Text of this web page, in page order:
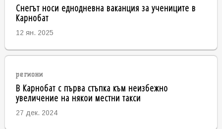
Снегът носи еднодневна ваканция за учениците в
Карнобат
12 ян. 2025
региони
В Карнобат с първа стъпка към неизбежно
увеличение на някои местни такси
27 дек. 2024